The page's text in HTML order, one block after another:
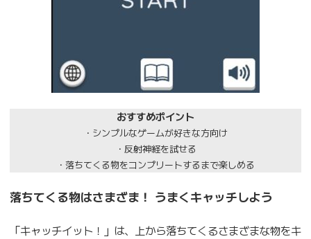
おすすめポイント
・シンプルなゲームが好きな方向け
・反射神経を試せる
・落ちてくる物をコンプリートするまで楽しめる
落ちてくる物はさまざま！ うまくキャッチしよう
「キャッチイット！」は、上から落ちてくるさまざまな物をキ